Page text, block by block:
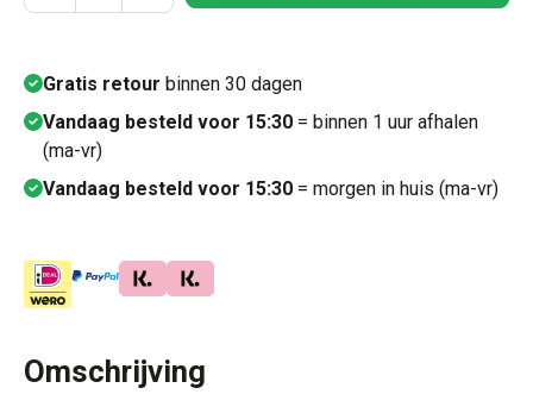
Gratis retour binnen 30 dagen
Vandaag besteld voor 15:30 = binnen 1 uur afhalen
(ma-vr)
Vandaag besteld voor 15:30 = morgen in huis (ma-vr)
Omschrijving